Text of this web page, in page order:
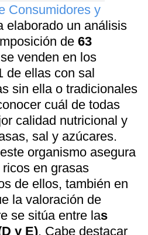
Consumidores y
elaborado un análisis
de 63
venden en los
de ellas con sal
sin ella o tradicionales
cuál de todas
calidad nutricional y
sal y azúcares.
organismo asegura
en grasas
de ellos, también en
la valoración de
se sitúa entre las
y E). Cabe destacar